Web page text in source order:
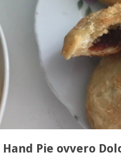
Hand Pie ovvero